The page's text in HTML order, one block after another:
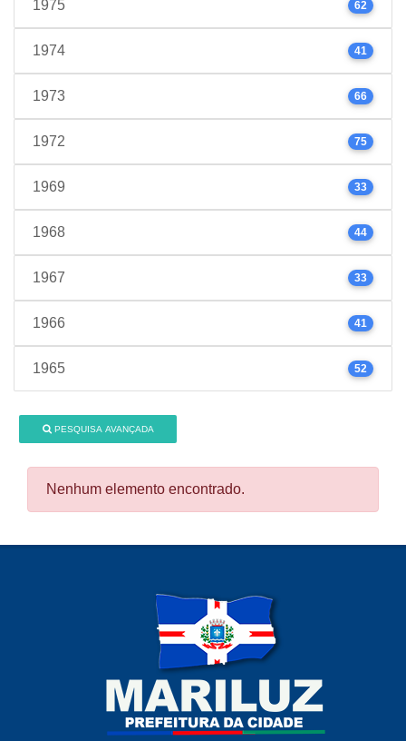
1975 62
1974 41
1973 66
1972 75
1969 33
1968 44
1967 33
1966 41
1965 52
PESQUISA AVANÇADA
Nenhum elemento encontrado.